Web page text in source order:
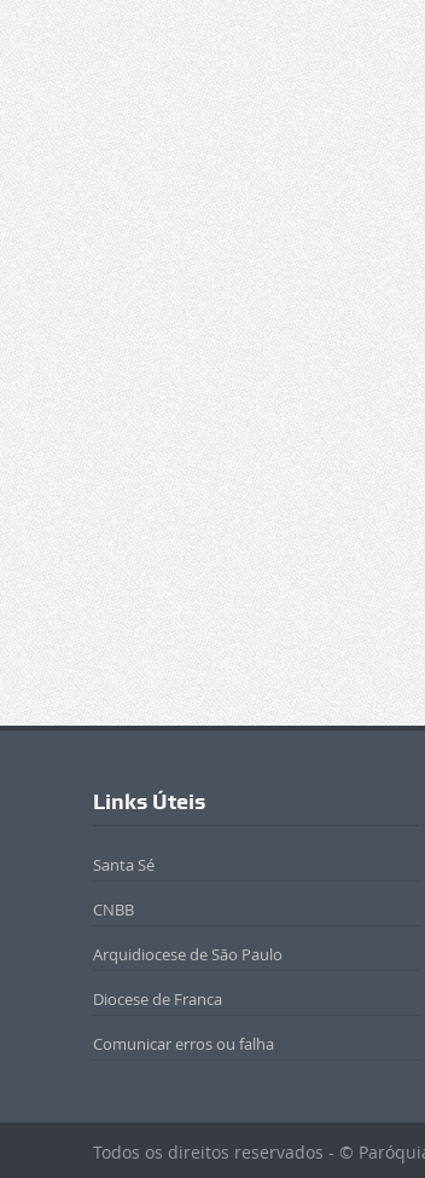
Links Úteis
Santa Sé
CNBB
Arquidiocese de São Paulo
Diocese de Franca
Comunicar erros ou falha
Todos os direitos reservados - ©